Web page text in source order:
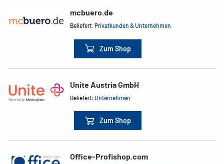
mcbuero.de
Beliefert:Privatkunden & Unternehmen
Zum Shop
Unite Austria GmbH
Beliefert:Unternehmen
Zum Shop
Office-Profishop.com